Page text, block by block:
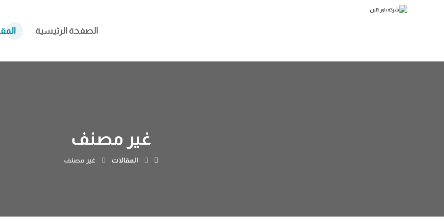
الصفحة الرئيسية
غير مصنف
المقالات غير مصنف